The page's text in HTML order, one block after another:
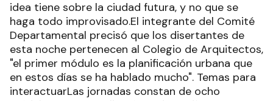
idea tiene sobre la ciudad futura, y no que se
haga todo improvisado.El integrante del Comité
Departamental precisó que los disertantes de
esta noche pertenecen al Colegio de Arquitectos,
"el primer módulo es la planificación urbana que
en estos días se ha hablado mucho". Temas para
interactuarLas jornadas constan de ocho